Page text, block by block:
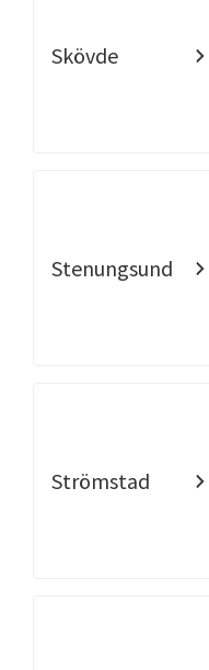
Skövde
Stenungsund
Strömstad